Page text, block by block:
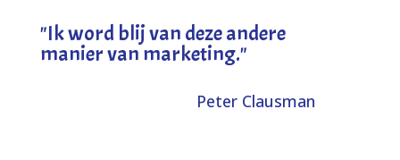
"Ik word blij van deze andere
manier van marketing."
Peter Clausman